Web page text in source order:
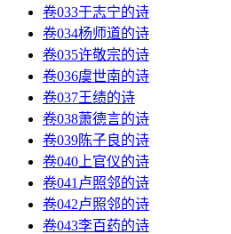
卷033于志宁的诗
卷034杨师道的诗
卷035许敬宗的诗
卷036虞世南的诗
卷037王绩的诗
卷038萧德言的诗
卷039陈子良的诗
卷040上官仪的诗
卷041卢照邻的诗
卷042卢照邻的诗
卷043李百药的诗